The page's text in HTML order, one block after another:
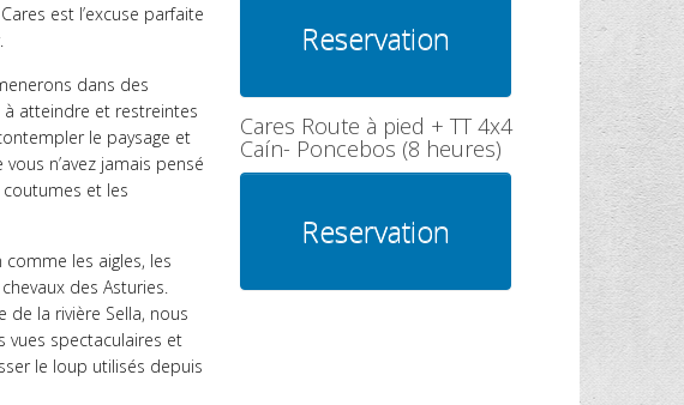
est l’excuse parfaite
dans des
atteindre et restreintes
le paysage et
n’avez jamais pensé
et les
les aigles, les
des Asturies.
de la rivière Sella, nous
vues spectaculaires et
le loup utilisés depuis
Cares Route à pied + TT 4x4
Caín- Poncebos (8 heures)